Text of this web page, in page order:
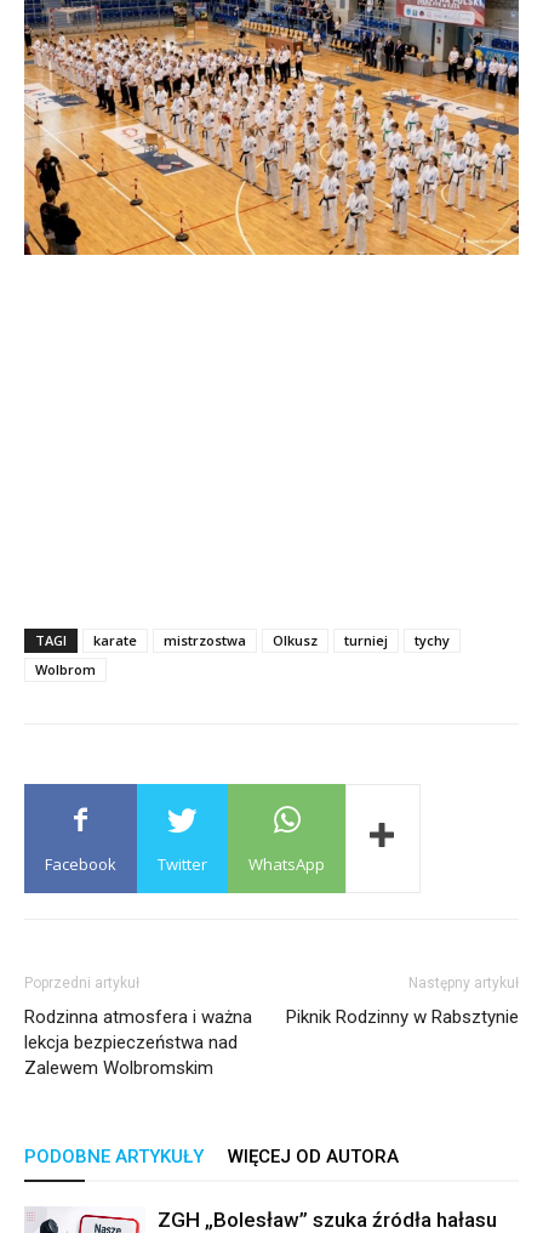
TAGI karate mistrzostwa Olkusz turniej
tychy
Wolbrom
Facebook Twitter WhatsApp
Poprzedni artykuł
Rodzinna atmosfera i ważna
lekcja bezpieczeństwa nad
Zalewem Wolbromskim
Następny artykuł
Piknik Rodzinny w Rabsztynie
PODOBNE ARTYKUŁY WIĘCEJ OD AUTORA
ZGH „Bolesław” szuka źródła hałasu